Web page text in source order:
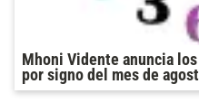
Mhoni Vidente anuncia
por signo del mes de